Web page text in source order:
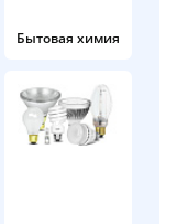
Бытовая химия